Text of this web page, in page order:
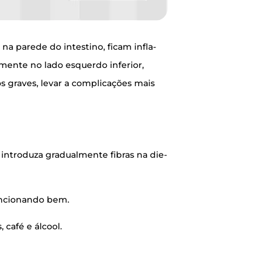
na pare­de do intes­ti­no, ficam infla­
no lado esquer­do infe­ri­or,
gra­ves, levar a com­pli­ca­ções mais
intro­du­za gra­du­al­men­te fibras na die­
bem.
café e álcool.